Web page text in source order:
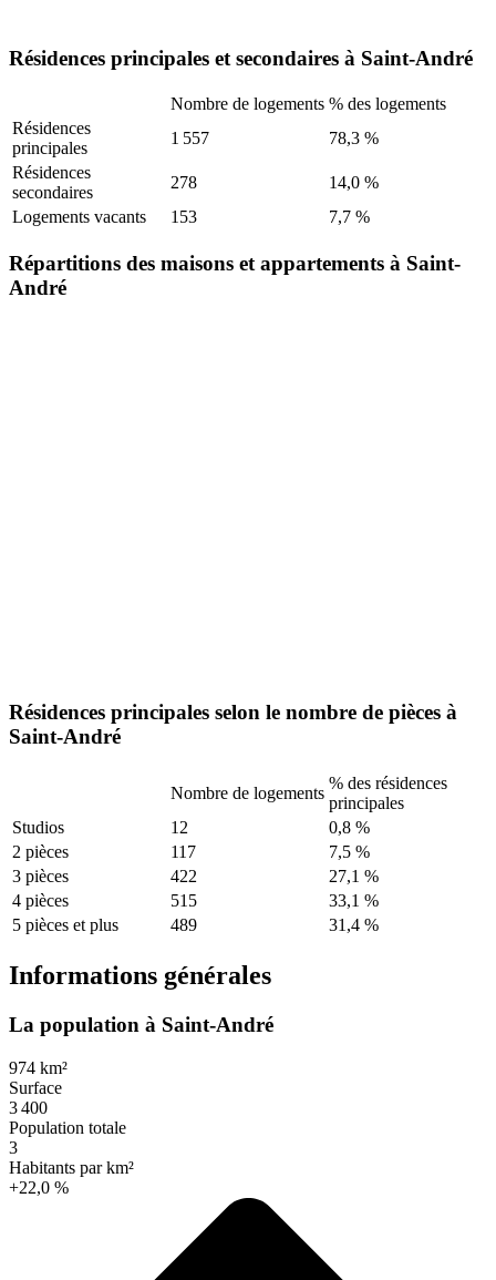
Résidences principales et secondaires à Saint-André
Nombre de logements % des logements
Résidences
principales
1 557
78,3 %
Résidences
secondaires
278
14,0 %
Logements vacants
153 7,7 %
Répartitions des maisons et appartements à Saint-
André
Résidences principales selon le nombre de pièces à
Saint-André
Nombre de logements
% des résidences
principales
Studios
12
0,8 %
2 pièces
117
7,5 %
3 pièces
422
27,1 %
4 pièces
515
33,1 %
5 pièces et plus
489 31,4 %
Informations générales
La population à Saint-André
974 km²
Surface
3 400
Population totale
3
Habitants par km²
+22,0 %